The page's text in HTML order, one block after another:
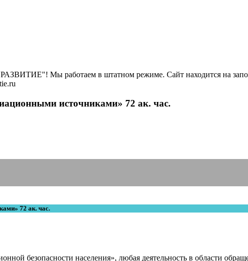
Мы работаем в штатном режиме. Сайт находится на
источниками» 72 ак. час.
72 ак. час.
безопасности населения», любая деятельность в области